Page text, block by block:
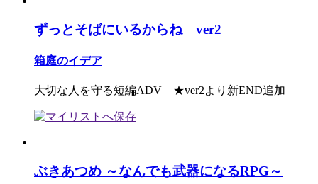
ずっとそばにいるからね ver2
箱庭のイデア
大切な人を守る短編ADV ★ver2より新END追加
ぶきあつめ ～なんでも武器になるRPG～